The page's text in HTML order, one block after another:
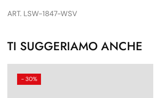
ART. LSW-1847-WSV
TI SUGGERIAMO ANCHE
- 30%